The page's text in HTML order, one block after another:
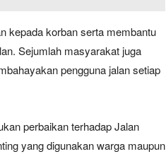
kepada korban serta membantu
Sejumlah masyarakat juga
pengguna jalan setiap
perbaikan terhadap Jalan
yang digunakan warga maupun